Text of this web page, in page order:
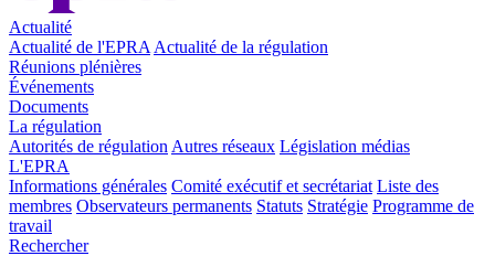
Actualité
Actualité de l'EPRA Actualité de la régulation
Réunions plénières
Événements
Documents
La régulation
Autorités de régulation Autres réseaux Législation médias
L'EPRA
Informations générales Comité exécutif et secrétariat Liste des
membres Observateurs permanents Statuts Stratégie Programme de
travail
Rechercher